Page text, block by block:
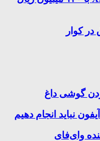
کوار
گوشی داغ
نباید انجام دهیم
وای‌فای